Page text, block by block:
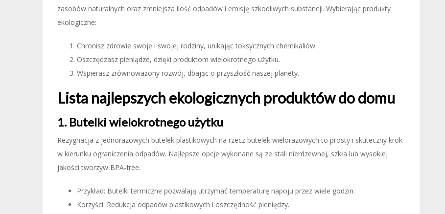
zasobów naturalnych oraz zmniejsza ilość odpadów i emisję szkodliwych substancji. Wybierając produkty
ekologiczne:
Chronisz zdrowie swoje i swojej rodziny, unikając toksycznych chemikaliów.
Oszczędzasz pieniądze, dzięki produktom wielokrotnego użytku.
Wspierasz zrównoważony rozwój, dbając o przyszłość naszej planety.
Lista najlepszych ekologicznych produktów do domu
1. Butelki wielokrotnego użytku
Rezygnacja z jednorazowych butelek plastikowych na rzecz butelek wielorazowych to prosty i skuteczny krok
w kierunku ograniczenia odpadów. Najlepsze opcje wykonane są ze stali nierdzewnej, szkła lub wysokiej
jakości tworzyw BPA-free.
Przykład: Butelki termiczne pozwalają utrzymać temperaturę napoju przez wiele godzin.
Korzyści: Redukcja odpadów plastikowych i oszczędność pieniędzy.